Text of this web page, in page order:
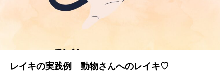
レイキの実践例 動物さんへのレイキ♡